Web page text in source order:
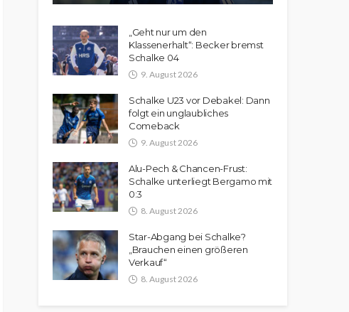
„Geht nur um den
Klassenerhalt“: Becker bremst
Schalke 04
9. August 2026
Schalke U23 vor Debakel: Dann
folgt ein unglaubliches
Comeback
9. August 2026
Alu-Pech & Chancen-Frust:
Schalke unterliegt Bergamo mit
0:3
8. August 2026
Star-Abgang bei Schalke?
„Brauchen einen größeren
Verkauf“
8. August 2026